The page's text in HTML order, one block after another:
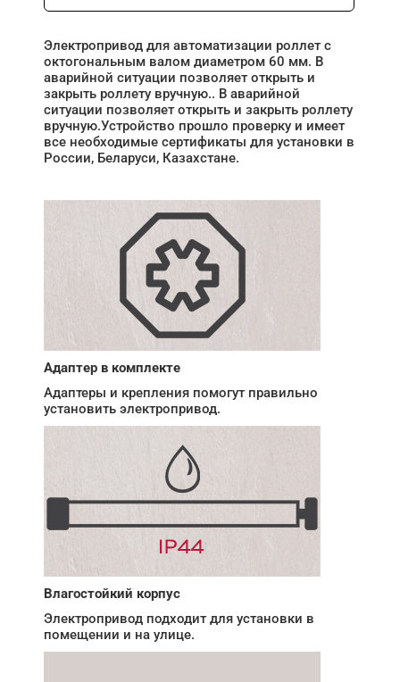
Электропривод для автоматизации роллет с
октогональным валом диаметром 60 мм. В
аварийной ситуации позволяет открыть и
закрыть роллету вручную.. В аварийной
ситуации позволяет открыть и закрыть роллету
вручную.Устройство прошло проверку и имеет
все необходимые сертификаты для установки в
России, Беларуси, Казахстане.
Адаптер в комплекте
Адаптеры и крепления помогут правильно
установить электропривод.
Влагостойкий корпус
Электропривод подходит для установки в
помещении и на улице.